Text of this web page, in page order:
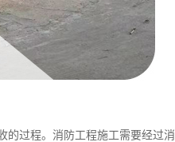
的过程。消防工程施工需要经过消